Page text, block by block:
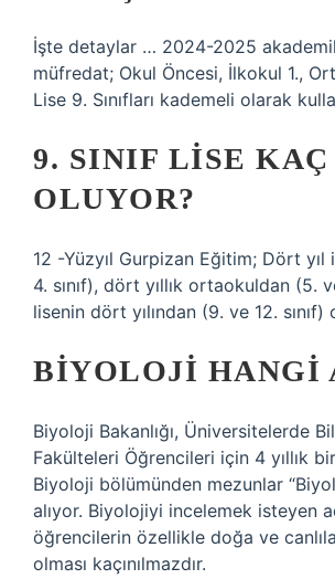
İşte detaylar … 2024-2025
müfredat; Okul Öncesi, İlkokul 1.,
Lise 9. Sınıfları kademeli olarak
9. SINIF LISE KAÇ
OLUYOR?
12 -Yüzyıl Gurpizan Eğitim; Dört yıl
4. sınıf), dört yıllık ortaokuldan (5.
lisenin dört yılından (9. ve 12. sınıf)
BIYOLOJI HANGI
Biyoloji Bakanlığı, Üniversitelerde
Fakülteleri Öğrencileri için 4 yıllık
Biyoloji bölümünden mezunlar
alıyor. Biyolojiyi incelemek isteyen
öğrencilerin özellikle doğa ve
olması kaçınılmazdır.